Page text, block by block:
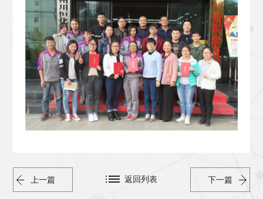
上一篇 下一篇
返回列表